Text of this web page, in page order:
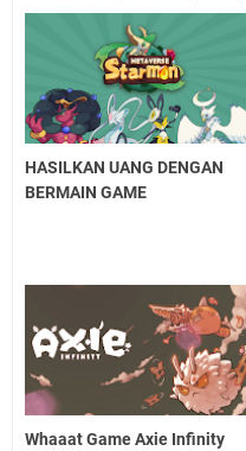
HASILKAN UANG DENGAN
BERMAIN GAME
Whaaat Game Axie Infinity